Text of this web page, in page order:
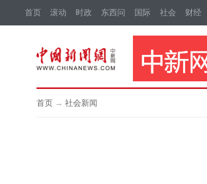
首页 滚动 时政 东西问 国际 社会 财经
首页 → 社会新闻